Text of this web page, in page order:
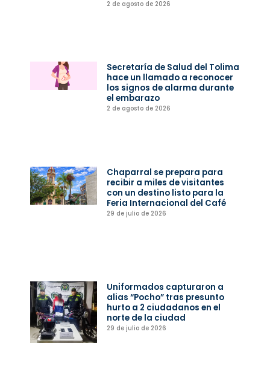
2 de agosto de 2026
Secretaría de Salud del Tolima
hace un llamado a reconocer
los signos de alarma durante
el embarazo
2 de agosto de 2026
Chaparral se prepara para
recibir a miles de visitantes
con un destino listo para la
Feria Internacional del Café
29 de julio de 2026
Uniformados capturaron a
alias “Pocho” tras presunto
hurto a 2 ciudadanos en el
norte de la ciudad
29 de julio de 2026